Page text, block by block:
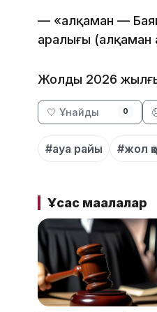
— «Қалқаман —
аралығы
Жолды 2026 жылғы
🤍 Ұнайды 0
#ауа райы #жол
Ұқсас мақалалар